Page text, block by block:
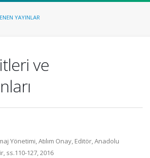
YAYINLAR
ve
Yönetimi, Atılım Onay, Editör, Anadolu
ss.110-127, 2016